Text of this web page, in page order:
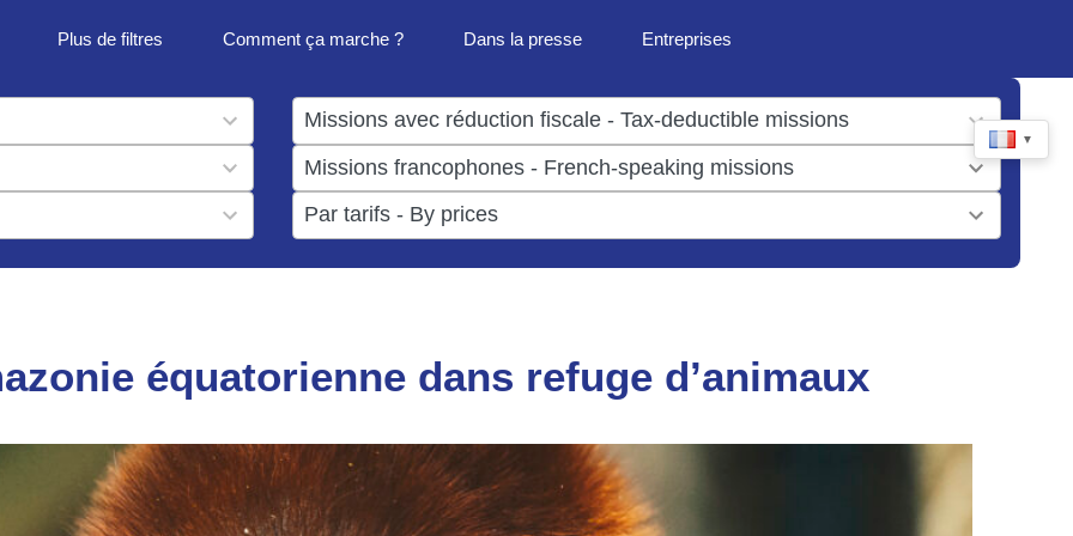
Plus de filtres Comment ça marche ? Dans la presse Entreprises
▼
result
available
result
available
results
available
équatorienne dans refuge d’animaux